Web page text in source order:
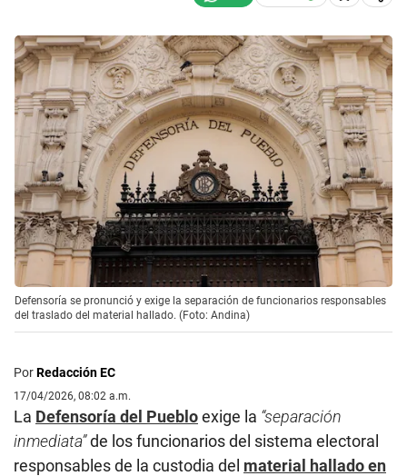
Defensoría se pronunció y exige la separación de funcionarios responsables
del traslado del material hallado. (Foto: Andina)
PorRedacción EC
17/04/2026, 08:02 a.m.
La Defensoría del Puebloexige la “separación
inmediata”de los funcionarios del sistema electoral
responsables de la custodia del material hallado en